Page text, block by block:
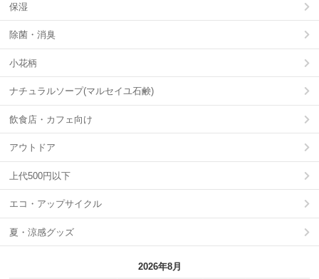
保湿
除菌・消臭
小花柄
ナチュラルソープ(マルセイユ石鹸)
飲食店・カフェ向け
アウトドア
上代500円以下
エコ・アップサイクル
夏・涼感グッズ
2026年8月